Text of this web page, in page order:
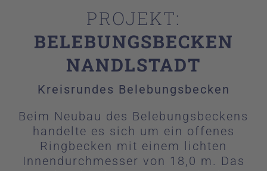
PROJEKT:
BELEBUNGSBECKEN
NANDLSTADT
Kreisrundes Belebungsbecken
Beim Neubau des Belebungsbeckens
handelte es sich um ein offenes
Ringbecken mit einem lichten
Innendurchmesser von 18,0 m. Das